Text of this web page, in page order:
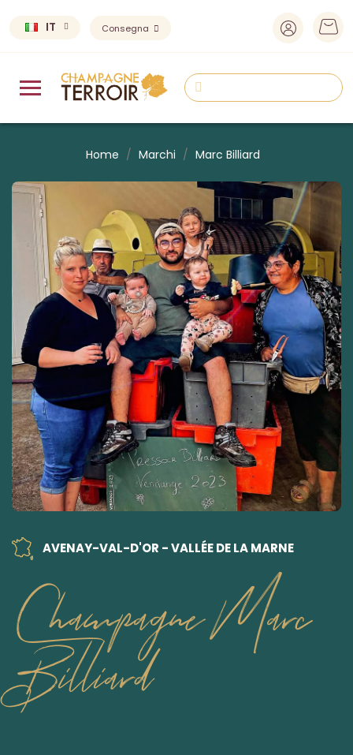
IT Consegna
Home Marchi Marc Billiard
AVENAY-VAL-D'OR - VALLÉE DE LA MARNE
Champagne Marc
Billiard